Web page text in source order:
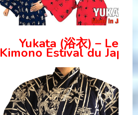
Yukata (浴衣) – Le
Kimono Estival du Japon